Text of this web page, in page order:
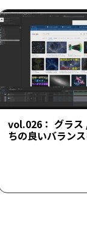
vol.026： グラス
ちの良いバラン